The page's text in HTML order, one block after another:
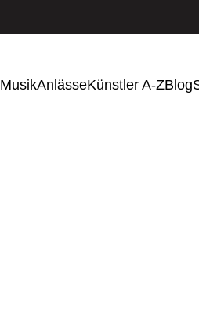
MusikAnlässeKünstler A-ZBlog